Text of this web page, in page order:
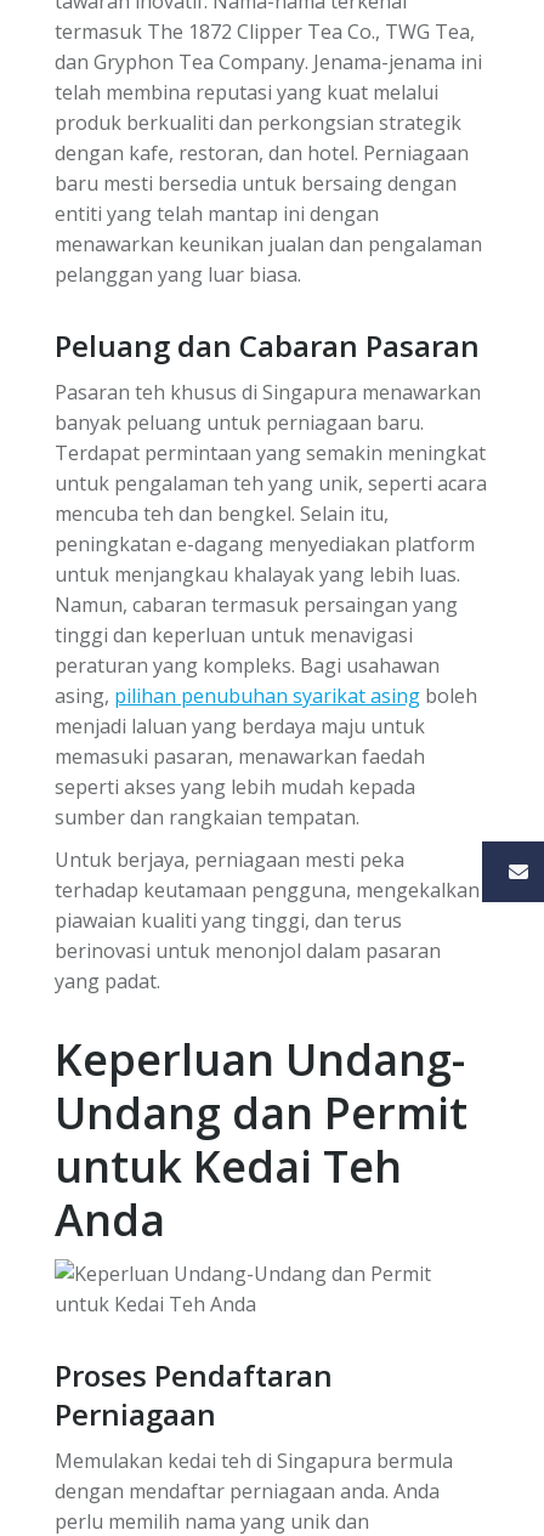
termasuk The 1872 Clipper Tea Co., TWG Tea,
dan Gryphon Tea Company. Jenama-jenama ini
telah membina reputasi yang kuat melalui
produk berkualiti dan perkongsian strategik
dengan kafe, restoran, dan hotel. Perniagaan
baru mesti bersedia untuk bersaing dengan
entiti yang telah mantap ini dengan
menawarkan keunikan jualan dan pengalaman
pelanggan yang luar biasa.
Peluang dan Cabaran Pasaran
Pasaran teh khusus di Singapura menawarkan
banyak peluang untuk perniagaan baru.
Terdapat permintaan yang semakin meningkat
untuk pengalaman teh yang unik, seperti acara
mencuba teh dan bengkel. Selain itu,
peningkatan e-dagang menyediakan platform
untuk menjangkau khalayak yang lebih luas.
Namun, cabaran termasuk persaingan yang
tinggi dan keperluan untuk menavigasi
peraturan yang kompleks. Bagi usahawan
asing, pilihan penubuhan syarikat asingboleh
menjadi laluan yang berdaya maju untuk
memasuki pasaran, menawarkan faedah
seperti akses yang lebih mudah kepada
sumber dan rangkaian tempatan.
Untuk berjaya, perniagaan mesti peka
terhadap keutamaan pengguna, mengekalkan
piawaian kualiti yang tinggi, dan terus
berinovasi untuk menonjol dalam pasaran
yang padat.
Keperluan Undang-
Undang dan Permit
untuk Kedai Teh
Anda
Proses Pendaftaran
Perniagaan
Memulakan kedai teh di Singapura bermula
dengan mendaftar perniagaan anda. Anda
perlu memilih nama yang unik dan